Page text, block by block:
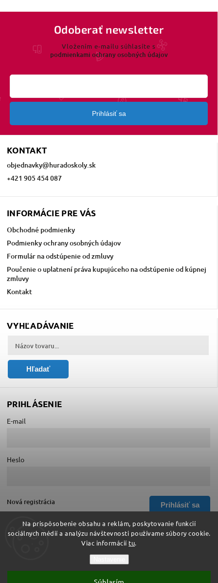
Na prispôsobenie obsahu a reklám, poskytovanie funkcií
sociálnych médií a analýzu návštevnosti používame súbory cookie.
Viac informácií tu.
KONTAKT
objednavky@huradoskoly.sk
+421 905 454 087
INFORMÁCIE PRE VÁS
Obchodné podmienky
Podmienky ochrany osobných údajov
Formulár na odstúpenie od zmluvy
Poučenie o uplatnení práva kupujúceho na odstúpenie od kúpnej
zmluvy
Kontakt
Odoberať newsletter
Vložením e-mailu súhlasíte s
podmienkami ochrany osobných údajov
Prihlásiť sa
VYHĽADÁVANIE
Hľadať
PRIHLÁSENIE
E-mail
Heslo
Prihlásiť sa
Nová registrácia
Zabudnuté heslo
Hurá do školy. Všetky práva vyhradené.
Upraviť nastavenie cookies